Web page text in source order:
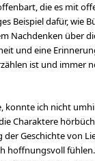
die es mit
Beispiel dafür, wie
Nachdenken über
und eine
ist und immer
ich nicht
Charaktere
der Geschichte von
hoffnungsvoll